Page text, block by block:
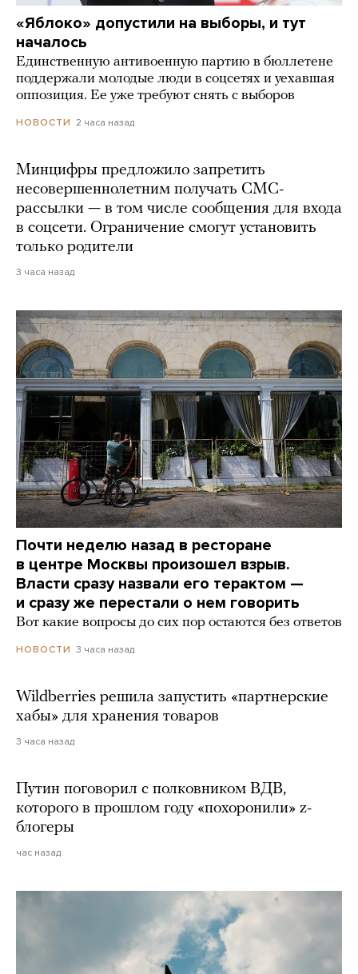
«Яблоко» допустили на выборы, и тут
началось
Единственную антивоенную партию в бюллетене
поддержали молодые люди в соцсетях и уехавшая
оппозиция. Ее уже требуют снять с выборов
НОВОСТИ 2 часа назад
Минцифры предложило запретить
несовершеннолетним получать СМС-
рассылки — в том числе сообщения для входа
в соцсети. Ограничение смогут установить
только родители
3 часа назад
Почти неделю назад в ресторане
в центре Москвы произошел взрыв.
Власти сразу назвали его терактом —
и сразу же перестали о нем говорить
Вот какие вопросы до сих пор остаются без ответов
НОВОСТИ 3 часа назад
Wildberries решила запустить «партнерские
хабы» для хранения товаров
3 часа назад
Путин поговорил с полковником ВДВ,
которого в прошлом году «похоронили» z-
блогеры
час назад